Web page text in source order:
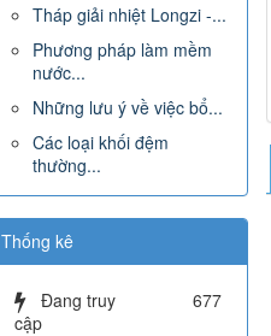
Tháp giải nhiệt Longzi -...
Phương pháp làm mềm
nước...
Những lưu ý về việc bổ...
Các loại khối đệm
thường...
Thống kê
Đang truy
cập
677